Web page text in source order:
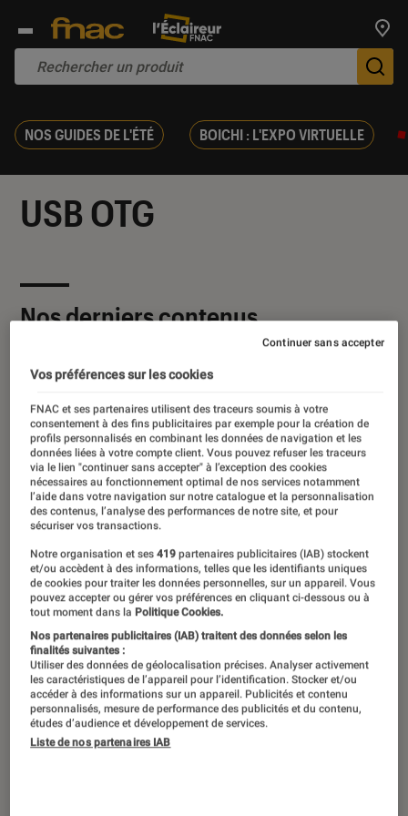
NOS GUIDES DE L'ÉTÉ BOICHI : L'EXPO VIRTUELLE
USB OTG
Nos derniers contenus
Vos préférences sur les cookies
FNAC et ses partenaires utilisent des traceurs soumis à votre
consentement à des fins publicitaires par exemple pour la création de
profils personnalisés en combinant les données de navigation et les
données liées à votre compte client. Vous pouvez refuser les traceurs
via le lien "continuer sans accepter" à l’exception des cookies
nécessaires au fonctionnement optimal de nos services notamment
l’aide dans votre navigation sur notre catalogue et la personnalisation
des contenus, l’analyse des performances de notre site, et pour
sécuriser vos transactions.
Notre organisation et ses419 partenaires publicitaires (IAB) stockent
et/ou accèdent à des informations, telles que les identifiants uniques
de cookies pour traiter les données personnelles, sur un appareil. Vous
pouvez accepter ou gérer vos préférences en cliquant ci-dessous ou à
tout moment dans la Politique Cookies.
Nos partenaires publicitaires (IAB) traitent des données selon les
finalités suivantes :
Utiliser des données de géolocalisation précises. Analyser activement
les caractéristiques de l’appareil pour l’identification. Stocker et/ou
accéder à des informations sur un appareil. Publicités et contenu
personnalisés, mesure de performance des publicités et du contenu,
études d’audience et développement de services.
Liste de nos partenaires IAB
Continuer sans accepter